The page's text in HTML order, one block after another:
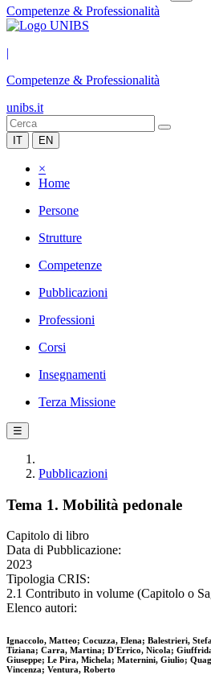
Competenze & Professionalità
|
Competenze & Professionalità
unibs.it
IT EN
×
Home
Persone
Strutture
Competenze
Pubblicazioni
Professioni
Corsi
Insegnamenti
Terza Missione
☰
Pubblicazioni
Tema 1. Mobilità pedonale
Capitolo di libro
Data di Pubblicazione:
2023
Tipologia CRIS:
2.1 Contributo in volume (Capitolo o
Elenco autori:
Ignaccolo, Matteo; Cocuzza, Elena; Balestrieri,
Tiziana; Carra, Martina; D'Errico, Nicola;
Giuseppe; Le Pira, Michela; Maternini, Giulio;
Vincenza; Ventura, Roberto